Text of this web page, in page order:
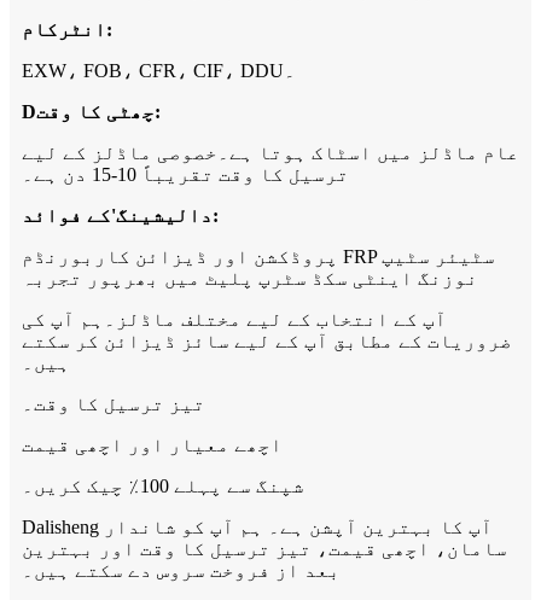
انٹرکام:
Dچھٹی کا وقت:
عام ماڈلز میں اسٹاک ہوتا ہے۔خصوصی ماڈلز کے لیے
ترسیل کا وقت تقریباً 10-15 دن ہے۔
دالیشینگ'
کے فوائد:
پروڈکشن اور ڈیزائن کاربورنڈم FRP سٹیئر سٹیپ
نوزنگ اینٹی سکڈ سٹرپ پلیٹ میں بھرپور تجربہ
آپ کے انتخاب کے لیے مختلف ماڈلز۔ہم آپ کی
ضروریات کے مطابق آپ کے لیے سائز ڈیزائن کر سکتے
ہیں۔
تیز ترسیل کا وقت۔
اچھے معیار اور اچھی قیمت
شپنگ سے پہلے 100٪ چیک کریں۔
Dalisheng آپ کا بہترین آپشن ہے۔ ہم آپ کو شاندار
سامان، اچھی قیمت، تیز ترسیل کا وقت اور بہترین
بعد از فروخت سروس دے سکتے ہیں۔